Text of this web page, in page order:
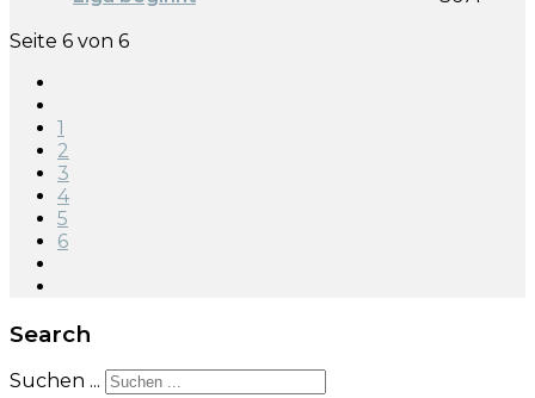
Seite 6 von 6
1
2
3
4
5
6
Search
Suchen ...